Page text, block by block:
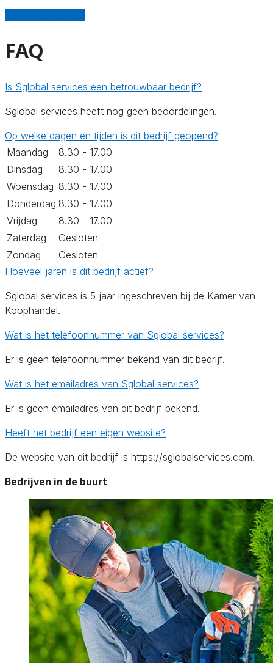
FAQ
Is Sglobal services een betrouwbaar bedrijf?
Sglobal services heeft nog geen beoordelingen.
Op welke dagen en tijden is dit bedrijf geopend?
Maandag
8.30 - 17.00
Dinsdag
8.30 - 17.00
Woensdag 8.30 - 17.00
Donderdag 8.30 - 17.00
Vrijdag
8.30 - 17.00
Zaterdag
Gesloten
Zondag
Gesloten
Hoeveel jaren is dit bedrijf actief?
Sglobal services is 5 jaar ingeschreven bij de Kamer van
Koophandel.
Wat is het telefoonnummer van Sglobal services?
Er is geen telefoonnummer bekend van dit bedrijf.
Wat is het emailadres van Sglobal services?
Er is geen emailadres van dit bedrijf bekend.
Heeft het bedrijf een eigen website?
De website van dit bedrijf is https://sglobalservices.com.
Bedrijven in de buurt